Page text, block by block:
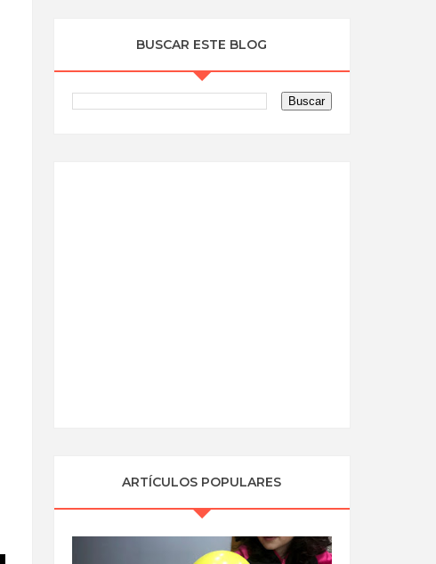
BUSCAR ESTE BLOG
ARTÍCULOS POPULARES